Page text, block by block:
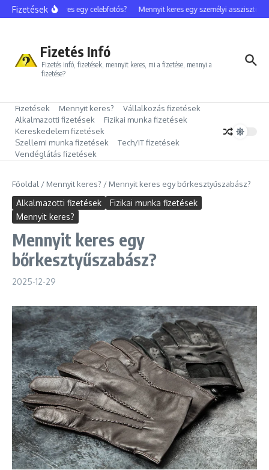
Ugrás a tartalomhoz
Fizetések
Mennyit keres egy celebfotós? Mennyit keres egy személyi asszisztens?
Fizetés Infó
Fizetés infó, fizetések, mennyit keres, mi a fizetése, mennyi a
fizetése?
Fizetések Mennyit keres?
Vállalkozás fizetések
Alkalmazotti fizetések
Fizikai munka fizetések
Kereskedelem fizetések
Szellemi munka fizetések
Tech/IT fizetések
Vendéglátás fizetések
Főoldal / Mennyit keres? / Mennyit keres egy bőrkesztyűszabász?
Alkalmazotti fizetések
Fizikai munka fizetések
Mennyit keres?
Mennyit keres egy
bőrkesztyűszabász?
2025-12-29